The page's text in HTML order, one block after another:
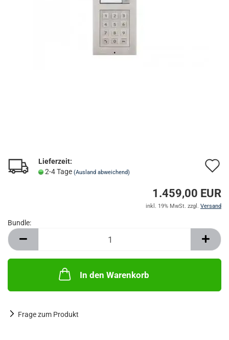
Lieferzeit:
2-4 Tage (Ausland abweichend)
1.459,00 EUR
inkl. 19% MwSt. zzgl. Versand
Bundle:
Bundle
In den Warenkorb
Frage zum Produkt